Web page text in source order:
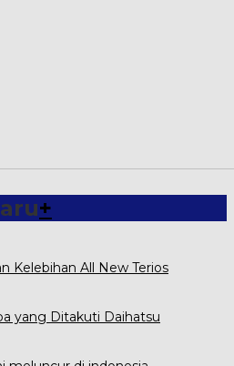
+
Kelebihan All New Terios
yang Ditakuti Daihatsu